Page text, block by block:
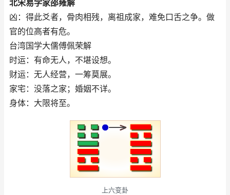
北宋易学家邵雍解
凶：得此爻者，骨肉相残，离祖成家，难免口舌之争。做
官的位高者有危。
台湾国学大儒傅佩荣解
时运：有命无人，不堪设想。
财运：无人经营，一筹莫展。
家宅：没落之家；婚姻不详。
身体：大限将至。
上六变卦